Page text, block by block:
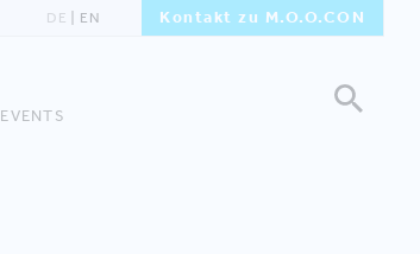
DE EN Kontakt zu M.O.O.CON
EVENTS